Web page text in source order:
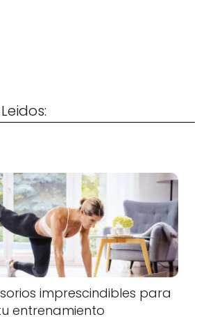
imprescindibles para
entrenamiento